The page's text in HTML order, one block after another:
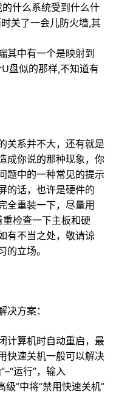
什么系统受到什么什
关了一会儿防火墙,其
其中有一个是映射到
盘似的那样,不知道有
关系并不大，还有就是
成你说的那种现象，你
题中的一种常见的提示
的话，也许是硬件的
全重装一下，尽量用
检查一下主板和硬
有不当之处，敬请谅
立场。
方案：
算机时自动重启，最
快速关机一般可以解决
运行”，输入
级”中将“禁用快速关机”